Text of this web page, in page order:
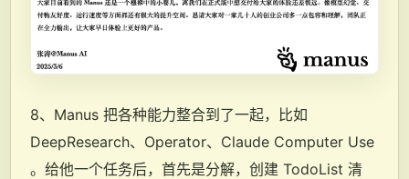
8、Manus 把各种能力整合到了一起，比如
DeepResearch、Operator、Claude Computer Use
。给他一个任务后，首先是分解，创建 TodoList 清